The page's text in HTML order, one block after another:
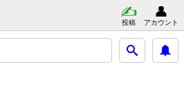
投稿 アカウント